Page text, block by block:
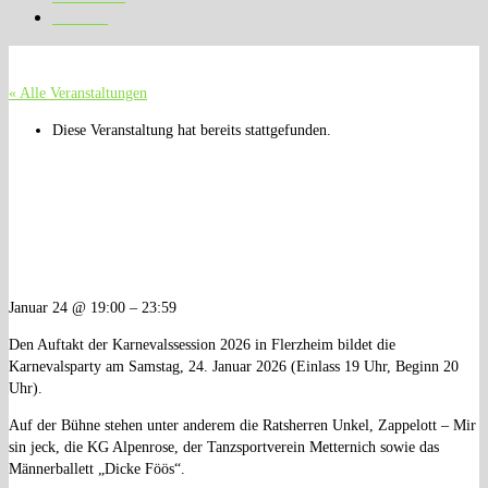
Kontakt
« Alle Veranstaltungen
Diese Veranstaltung hat bereits stattgefunden.
Januar 24 @ 19:00 23:59
Den Auftakt der Karnevalssession 2026 in Flerzheim bildet die
Karnevalsparty am Samstag, 24. Januar 2026 (Einlass 19 Uhr, Beginn 20
Uhr).
Auf der Bühne stehen unter anderem die Ratsherren Unkel, Zappelott – Mir
sin jeck, die KG Alpenrose, der Tanzsportverein Metternich sowie das
Männerballett „Dicke Föös“.